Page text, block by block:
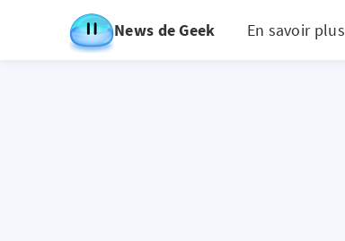
News de Geek En savoir plus